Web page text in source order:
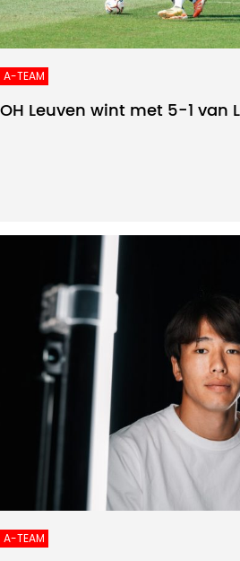
A-TEAM
OH Leuven wint met 5-1 van
A-TEAM